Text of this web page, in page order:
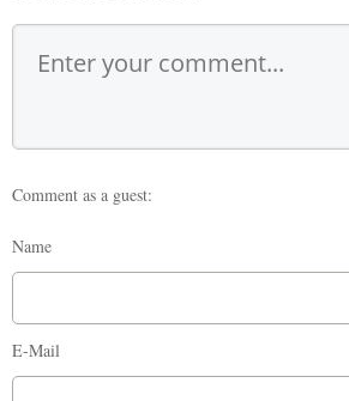
Comment as a guest:
Name
E-Mail